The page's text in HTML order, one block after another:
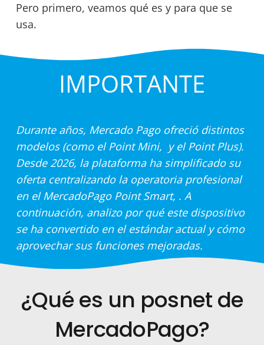
Pero primero, veamos qué es y para que se
usa.
IMPORTANTE
Durante años, Mercado Pago ofreció distintos
modelos (como el Point Mini, y el Point Plus).
Desde 2026, la plataforma ha simplificado su
oferta centralizando la operatoria profesional
en el MercadoPago Point Smart, . A
continuación, analizo por qué este dispositivo
se ha convertido en el estándar actual y cómo
aprovechar sus funciones mejoradas.
¿Qué es un posnet de
MercadoPago?